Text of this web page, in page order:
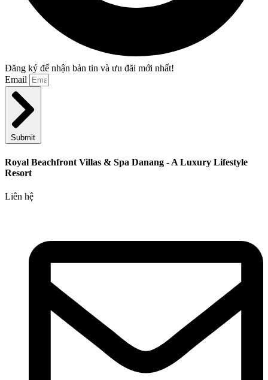
Đăng ký để nhận bản tin và ưu đãi mới nhất!
Email
Submit
Royal Beachfront Villas & Spa Danang - A Luxury Lifestyle
Resort
Liên hệ